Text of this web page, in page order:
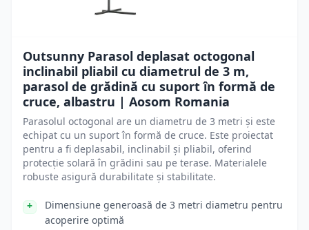
Outsunny Parasol deplasat octogonal
inclinabil pliabil cu diametrul de 3 m,
parasol de grădină cu suport în formă de
cruce, albastru | Aosom Romania
Parasolul octogonal are un diametru de 3 metri și este
echipat cu un suport în formă de cruce. Este proiectat
pentru a fi deplasabil, inclinabil și pliabil, oferind
protecție solară în grădini sau pe terase. Materialele
robuste asigură durabilitate și stabilitate.
Dimensiune generoasă de 3 metri diametru pentru
acoperire optimă